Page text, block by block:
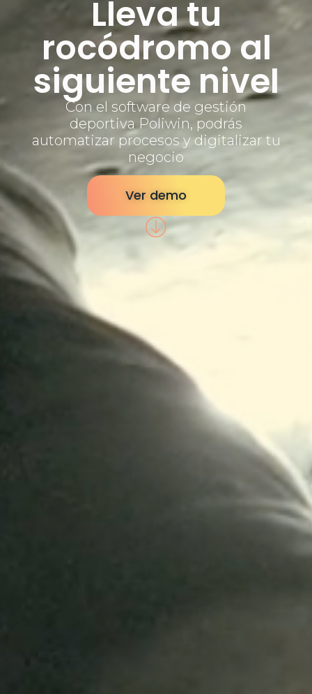
Lleva tu
rocódromo al
siguiente nivel
Con el software de gestión
deportiva Poliwin, podrás
automatizar procesos y digitalizar tu
negocio
Ver demo